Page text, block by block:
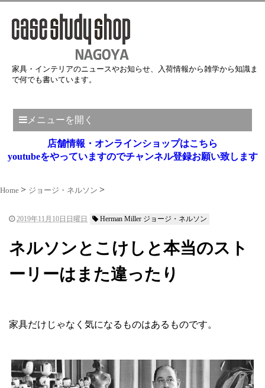
家具・インテリアのニュースやお知らせ、入荷情報から雑学から知識ま
で何でも書いています。
メニューを開く
店舗情報・オンラインショップはこちら
youtubeをやっていますのでチャンネル登録お願い致します
Home ジョージ・ネルソン
2019年11月10日日曜日 Herman Miller ジョージ・ネルソン
ネルソンとこけしと本当のスト
ーリーはまた違ったり
家具だけじゃなく気になるものはあるものです。